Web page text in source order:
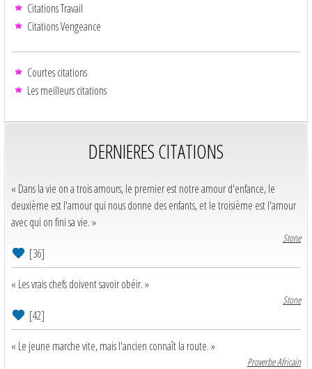
Citations Travail
Citations Vengeance
Courtes citations
Les meilleurs citations
DERNIERES CITATIONS
« Dans la vie on a trois amours, le premier est notre amour d'enfance, le
deuxième est l'amour qui nous donne des enfants, et le troisième est l'amour
avec qui on fini sa vie. »
Stone
[36]
« Les vrais chefs doivent savoir obéir. »
Stone
[42]
« Le jeune marche vite, mais l'ancien connaît la route. »
Proverbe Africain